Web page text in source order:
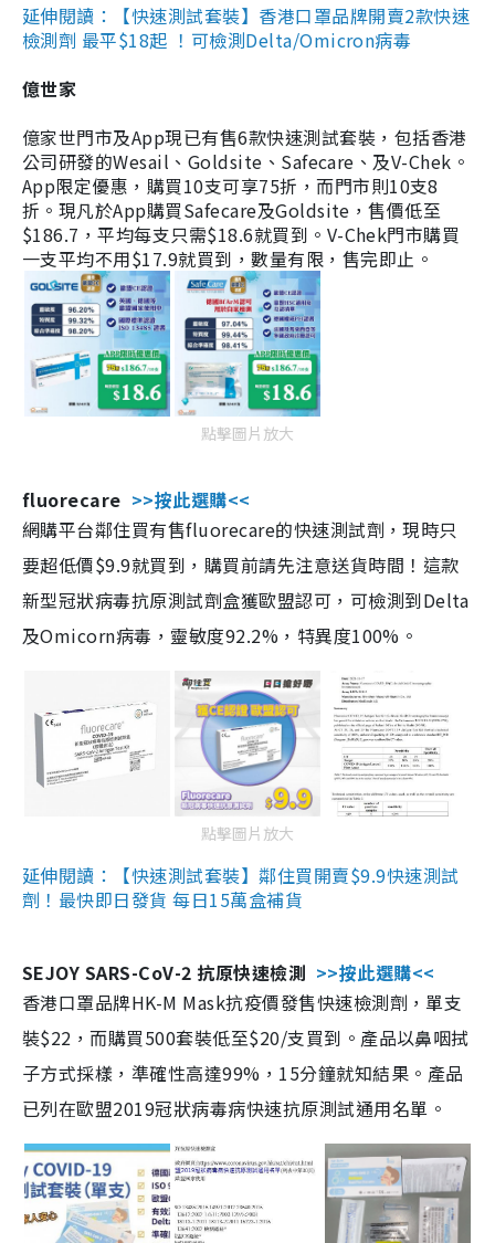
延伸閱讀：【快速測試套裝】香港口罩品牌開賣2款快速
檢測劑 最平$18起 ！可檢測Delta/Omicron病毒
億世家
億家世門市及App現已有售6款快速測試套裝，包括香港
公司研發的Wesail、Goldsite、Safecare、及V-Chek。
App限定優惠，購買10支可享75折，而門市則10支8
折。現凡於App購買Safecare及Goldsite，售價低至
$186.7，平均每支只需$18.6就買到。V-Chek門市購買
一支平均不用$17.9就買到，數量有限，售完即止。
點擊圖片放大
fluorecare >>按此選購<<
網購平台鄰住買有售fluorecare的快速測試劑，現時只
要超低價$9.9就買到，購買前請先注意送貨時間！這款
新型冠狀病毒抗原測試劑盒獲歐盟認可，可檢測到Delta
及Omicorn病毒，靈敏度92.2%，特異度100%。
點擊圖片放大
延伸閱讀：【快速測試套裝】鄰住買開賣$9.9快速測試
劑！最快即日發貨 每日15萬盒補貨
SEJOY SARS-CoV-2 抗原快速檢測 >>按此選購<<
香港口罩品牌HK-M Mask抗疫價發售快速檢測劑，單支
裝$22，而購買500套裝低至$20/支買到。產品以鼻咽拭
子方式採樣，準確性高達99%，15分鐘就知結果。產品
已列在歐盟2019冠狀病毒病快速抗原測試通用名單。